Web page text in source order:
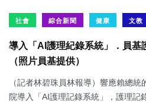
社會 綜合新聞 健康 文教
導入「AI護理紀錄系統」．員基
（照片員基提供）
（記者林碧珠員林報導）響應賴總
院導入「AI護理記錄系統」，護理記